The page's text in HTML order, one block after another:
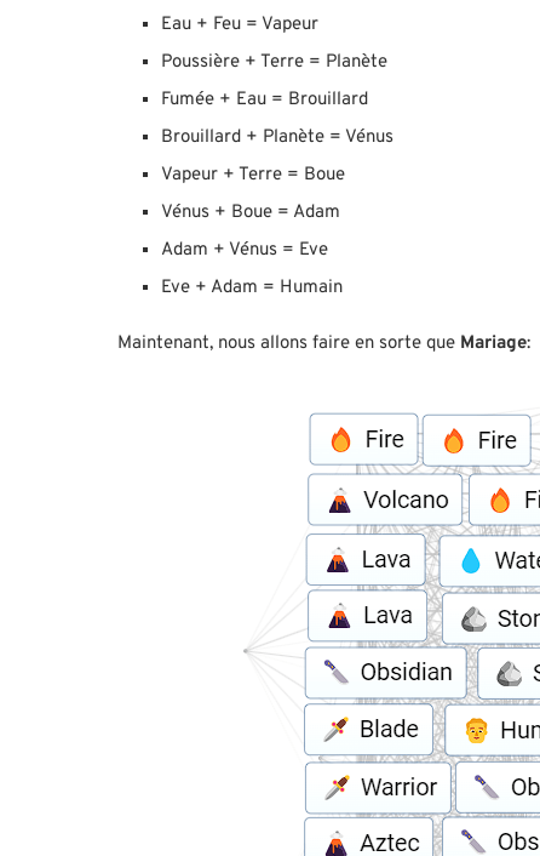
Eau + Feu = Vapeur
Poussière + Terre = Planète
Fumée + Eau = Brouillard
Brouillard + Planète = Vénus
Vapeur + Terre = Boue
Vénus + Boue = Adam
Adam + Vénus = Eve
Eve + Adam = Humain
Maintenant, nous allons faire en sorte que Mariage: